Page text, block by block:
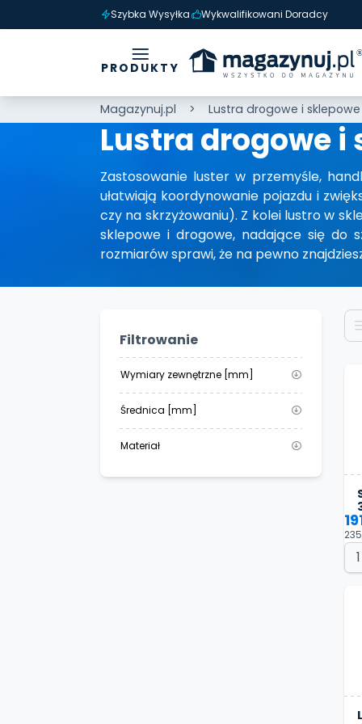
Szybka Wysyłka Wykwalifikowani Doradcy
PRODUKTY
Magazynuj.pl Lustra drogowe i sklepowe
Lustra drogowe i
Zastosowanie luster w przemyśle,
ułatwiają koordynowanie pojazdu i
czy na skrzyżowaniu). Z kolei lustro w
sklepowe i drogowe, nadające się do
rozmiarów sprawi, że na pewno
Filtrowanie
Wymiary zewnętrzne [mm]
Średnica [mm]
Materiał